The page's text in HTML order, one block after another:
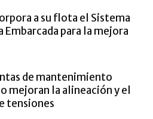
a su flota el Sistema
Embarcada para la mejora
de mantenimiento
mejoran la alineación y el
tensiones